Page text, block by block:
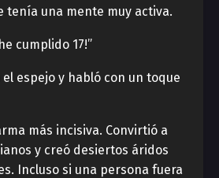
tenía una mente muy activa.
cumplido 17!”
espejo y habló con un toque
más incisiva. Convirtió a
y creó desiertos áridos
Incluso si una persona fuera